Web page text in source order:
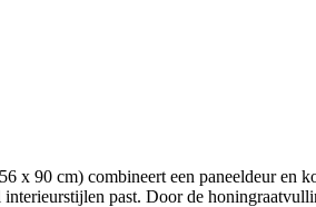
90 cm) combineert een paneeldeur en
past. Door de